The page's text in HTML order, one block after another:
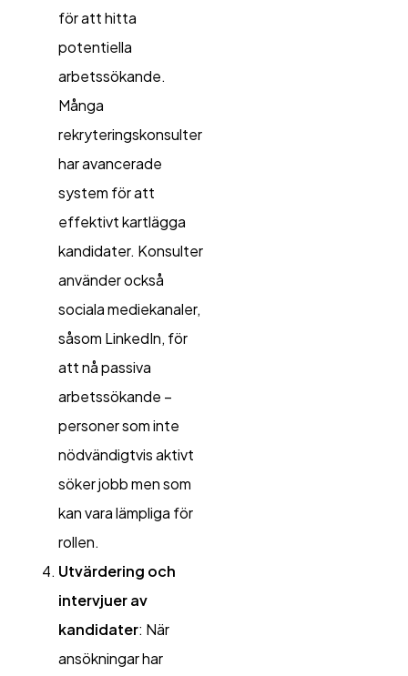
för att hitta
potentiella
arbetssökande.
Många
rekryteringskonsulter
har avancerade
system för att
effektivt kartlägga
kandidater. Konsulter
använder också
sociala mediekanaler,
såsom LinkedIn, för
att nå passiva
arbetssökande –
personer som inte
nödvändigtvis aktivt
söker jobb men som
kan vara lämpliga för
rollen.
Utvärdering och
intervjuer av
kandidater: När
ansökningar har